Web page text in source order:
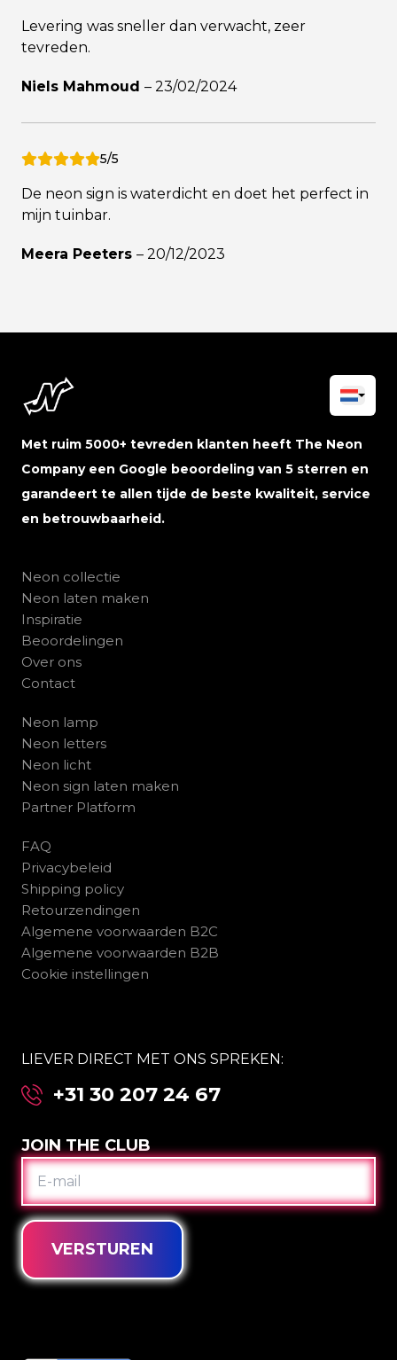
Levering was sneller dan verwacht, zeer
tevreden.
Niels Mahmoud – 23/02/2024
5/5
De neon sign is waterdicht en doet het perfect in
mijn tuinbar.
Meera Peeters – 20/12/2023
Met ruim 5000+ tevreden klanten heeft The Neon
Company een Google beoordeling van 5 sterren en
garandeert te allen tijde de beste kwaliteit, service
en betrouwbaarheid.
Neon collectie
Neon laten maken
Inspiratie
Beoordelingen
Over ons
Contact
Neon lamp
Neon letters
Neon licht
Neon sign laten maken
Partner Platform
FAQ
Privacybeleid
Shipping policy
Retourzendingen
Algemene voorwaarden B2C
Algemene voorwaarden B2B
Cookie instellingen
LIEVER DIRECT MET ONS SPREKEN:
+31 30 207 24 67
JOIN THE CLUB
E-
MAIL
VERSTUREN